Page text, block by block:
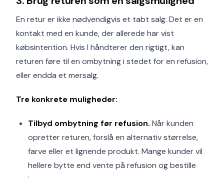
En retur er ikke nødvendigvis et tabt salg. Det er en
kontakt med en kunde, der allerede har vist
købsintention. Hvis I håndterer den rigtigt, kan
returen føre til en ombytning i stedet for en refusion,
eller endda et mersalg.
Tre konkrete muligheder:
Tilbyd ombytning før refusion. Når kunden
opretter returen, forslå en alternativ størrelse,
farve eller et lignende produkt. Mange kunder vil
hellere bytte end vente på refusion og bestille